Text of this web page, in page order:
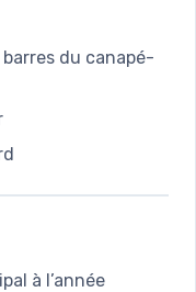
du canapé-
à l’année